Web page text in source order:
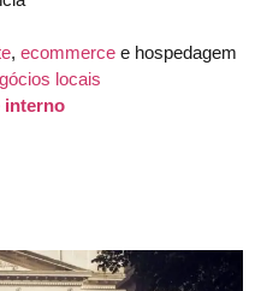
, ecommerce e hospedagem
locais
interno